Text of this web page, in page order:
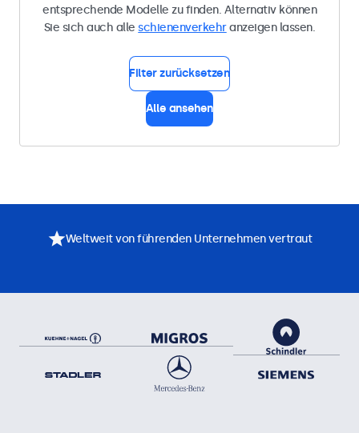
entsprechende Modelle zu finden. Alternativ können
Sie sich auch alleschienenverkehranzeigen lassen.
Filter zurücksetzen
Alle ansehen
Weltweit von führenden Unternehmen vertraut